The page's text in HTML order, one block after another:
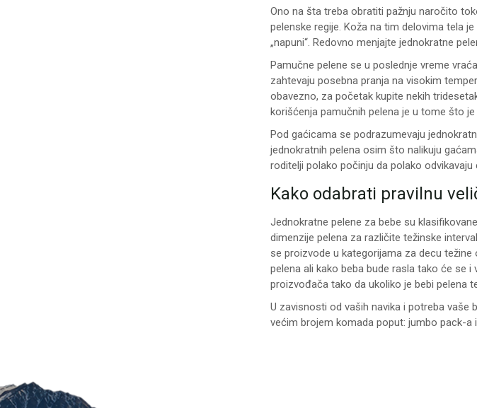
Ono na šta treba obratiti pažnju naročito
pelenske regije. Koža na tim delovima tela
„napuni“. Redovno menjajte jednokratne
Pamučne pelene se u poslednje vreme
zahtevaju posebna pranja na visokim
obavezno, za početak kupite nekih
korišćenja pamučnih pelena je u tome što
Pod gaćicama se podrazumevaju
jednokratnih pelena osim što nalikuju
roditelji polako počinju da polako odvikavaju
Kako odabrati pravilnu
Jednokratne pelene za bebe su
dimenzije pelena za različite težinske
se proizvode u kategorijama za decu
pelena ali kako beba bude rasla tako će se
proizvođača tako da ukoliko je bebi pelena
U zavisnosti od vaših navika i potreba vaše
većim brojem komada poput: jumbo pack-a